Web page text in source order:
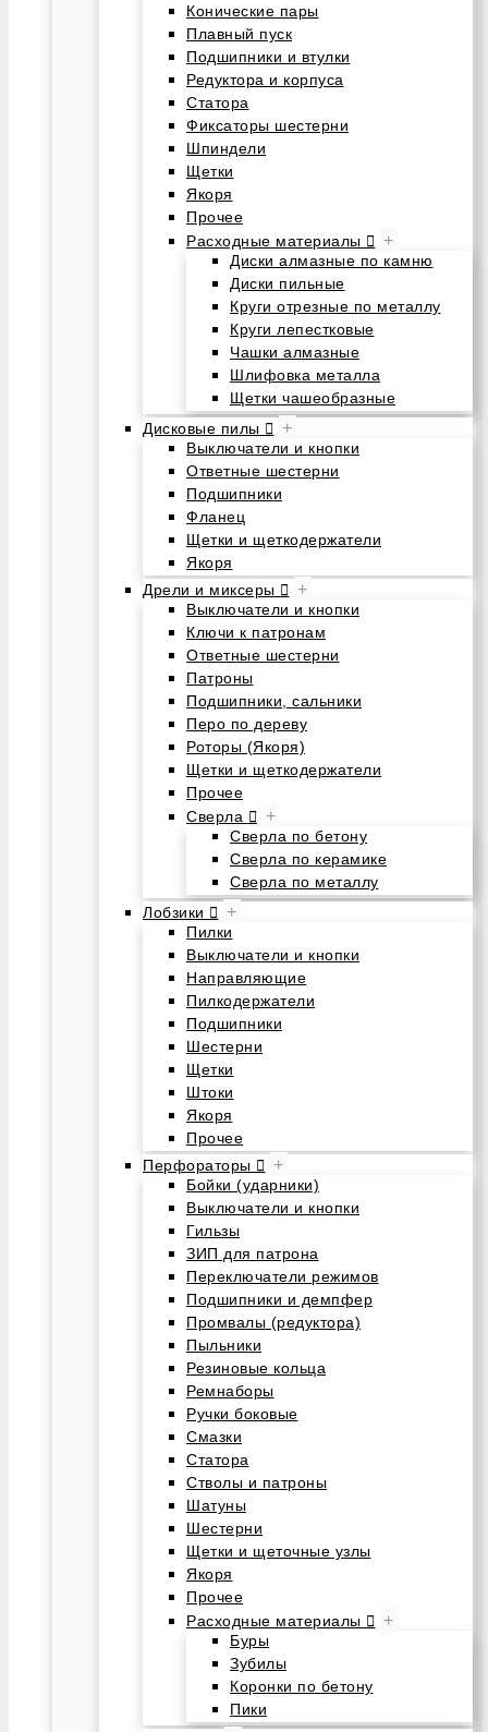
Конические пары
Плавный пуск
Подшипники и втулки
Редуктора и корпуса
Статора
Фиксаторы шестерни
Шпиндели
Щетки
Якоря
Прочее
Расходные материалы
+
Диски алмазные по камню
Диски пильные
Круги отрезные по металлу
Круги лепестковые
Чашки алмазные
Шлифовка металла
Щетки чашеобразные
Дисковые пилы
+
Выключатели и кнопки
Ответные шестерни
Подшипники
Фланец
Щетки и щеткодержатели
Якоря
Дрели и миксеры
+
Выключатели и кнопки
Ключи к патронам
Ответные шестерни
Патроны
Подшипники, сальники
Перо по дереву
Роторы (Якоря)
Щетки и щеткодержатели
Прочее
Сверла
+
Сверла по бетону
Сверла по керамике
Сверла по металлу
Лобзики
+
Пилки
Выключатели и кнопки
Направляющие
Пилкодержатели
Подшипники
Шестерни
Щетки
Штоки
Якоря
Прочее
Перфораторы
+
Бойки (ударники)
Выключатели и кнопки
Гильзы
ЗИП для патрона
Переключатели режимов
Подшипники и демпфер
Промвалы (редуктора)
Пыльники
Резиновые кольца
Ремнаборы
Ручки боковые
Смазки
Статора
Стволы и патроны
Шатуны
Шестерни
Щетки и щеточные узлы
Якоря
Прочее
Расходные материалы
+
Буры
Зубилы
Коронки по бетону
Пики